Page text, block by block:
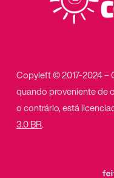
Copyleft © 2017-2024 –
quando proveniente de
o contrário, está
3.0 BR.